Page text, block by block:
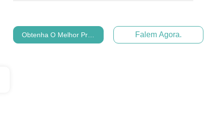
Obtenha O Melhor Preço Falem Agora.